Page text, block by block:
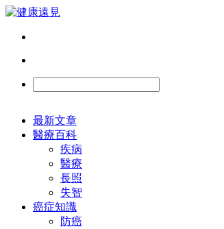
最新文章
醫療百科
疾病
醫療
長照
失智
癌症知識
防癌